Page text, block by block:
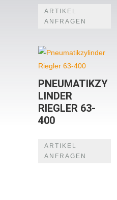
ARTIKEL
ANFRAGEN
PNEUMATIKZY
LINDER
RIEGLER 63-
400
ARTIKEL
ANFRAGEN